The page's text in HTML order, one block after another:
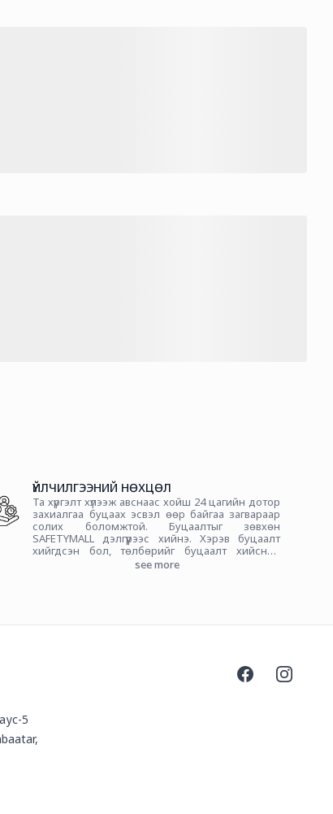
Та хүргэлт хүлээж авснаас хойш 24 цагийн дотор
захиалгаа буцаах эсвэл өөр байгаа загвараар
солих боломжтой. Буцаалтыг зөвхөн
SAFETYMALL дэлгүүрээс хийнэ. Хэрэв буцаалт
хийгдсэн бол, төлбөрийг буцаалт хийсний
дараагаар 24 цагийн дотор таны данс руу
see more
ҮЙЛЧИЛГЭЭНИЙ НӨХЦӨЛ
5
Facebook